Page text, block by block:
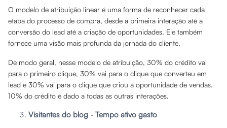
O modelo de atribuição linear é uma forma de reconhecer cada
etapa do processo de compra, desde a primeira interação até a
conversão do lead até a criação de oportunidades. Ele também
fornece uma visão mais profunda da jornada do cliente.
De modo geral, nesse modelo de atribuição, 30% do crédito vai
para o primeiro clique, 30% vai para o clique que converteu em
lead e 30% vai para o clique que criou a oportunidade de vendas.
10% do crédito é dado a todas as outras interações.
Visitantes do blog - Tempo ativo gasto